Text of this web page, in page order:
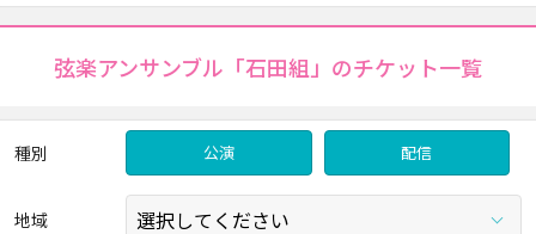
弦楽アンサンブル「石田組」のチケット一覧
種別 公演 配信
地域